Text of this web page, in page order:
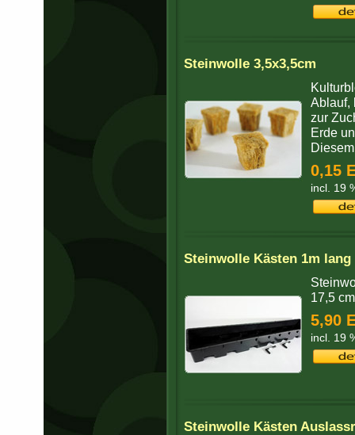
Steinwolle 3,5x3,5cm
Ablauf,
zur
Erde
0,15
incl. 19
Steinwolle Kästen 1m
17,5
5,90
incl. 19
Steinwolle Kästen